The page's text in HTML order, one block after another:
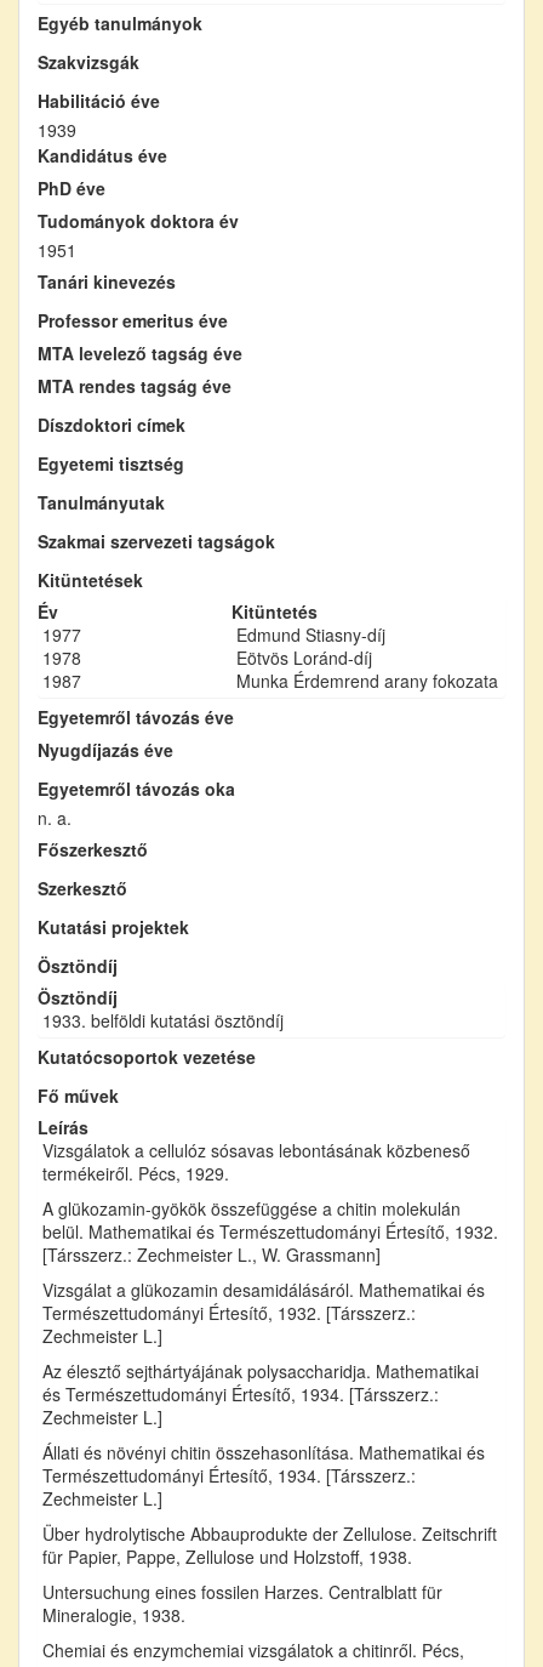
Egyéb tanulmányok
Szakvizsgák
Habilitáció éve
1939
Kandidátus éve
PhD éve
Tudományok doktora év
1951
Tanári kinevezés
Professor emeritus éve
MTA levelező tagság éve
MTA rendes tagság éve
Díszdoktori címek
Egyetemi tisztség
Tanulmányutak
Szakmai szervezeti tagságok
Kitüntetések
Év
Kitüntetés
1977
Edmund Stiasny-díj
1978
Eötvös Loránd-díj
1987
Munka Érdemrend arany fokozata
Egyetemről távozás éve
Nyugdíjazás éve
Egyetemről távozás oka
n. a.
Főszerkesztő
Szerkesztő
Kutatási projektek
Ösztöndíj
Ösztöndíj
1933. belföldi kutatási ösztöndíj
Kutatócsoportok vezetése
Fő művek
Leírás
Vizsgálatok a cellulóz sósavas lebontásának közbeneső
termékeiről. Pécs, 1929.
A glükozamin-gyökök összefüggése a chitin molekulán
belül. Mathematikai és Természettudományi Értesítő, 1932.
[Társszerz.: Zechmeister L., W. Grassmann]
Vizsgálat a glükozamin desamidálásáról. Mathematikai és
Természettudományi Értesítő, 1932. [Társszerz.:
Zechmeister L.]
Az élesztő sejthártyájának polysaccharidja. Mathematikai
és Természettudományi Értesítő, 1934. [Társszerz.:
Zechmeister L.]
Állati és növényi chitin összehasonlítása. Mathematikai és
Természettudományi Értesítő, 1934. [Társszerz.:
Zechmeister L.]
Über hydrolytische Abbauprodukte der Zellulose. Zeitschrift
für Papier, Pappe, Zellulose und Holzstoff, 1938.
Untersuchung eines fossilen Harzes. Centralblatt für
Mineralogie, 1938.
Chemiai és enzymchemiai vizsgálatok a chitinről. Pécs,